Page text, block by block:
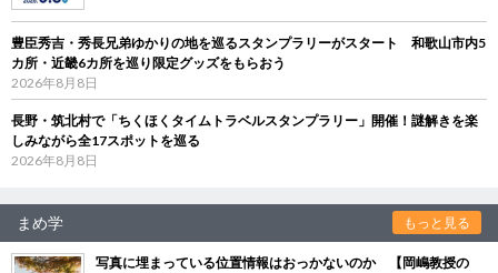
豊臣秀吉・秀長兄弟ゆかりの地を巡るスタンプラリーがスタート 和歌山市内5
カ所・近畿6カ所を巡り限定グッズをもらおう
2026年8月8日
長野・筑北村で「ちくほくタイムトラベルスタンプラリー」開催！謎解きを楽
しみながら全17スポットを巡る
2026年8月8日
まめ学 もっと見る
写真に埋まっている位置情報はおっかないのか 【岡嶋教授の